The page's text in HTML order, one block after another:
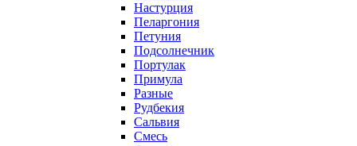
Настурция
Пеларгония
Петуния
Подсолнечник
Портулак
Примула
Разные
Рудбекия
Сальвия
Смесь